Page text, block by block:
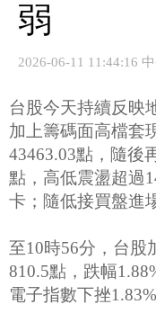
弱
2026-06-11 11:44:16
台股今天持續反映
加上籌碼面高檔套
43463.03點，隨後
點，高低震盪超過
卡；隨低接買盤進
至10時56分，台股
810.5點，跌幅
電子指數下挫